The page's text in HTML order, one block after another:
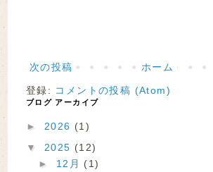
次の投稿 ホーム
登録: コメントの投稿 (Atom)
ブログ アーカイブ
►2026 (1)
▼2025 (12)
► 12月 (1)